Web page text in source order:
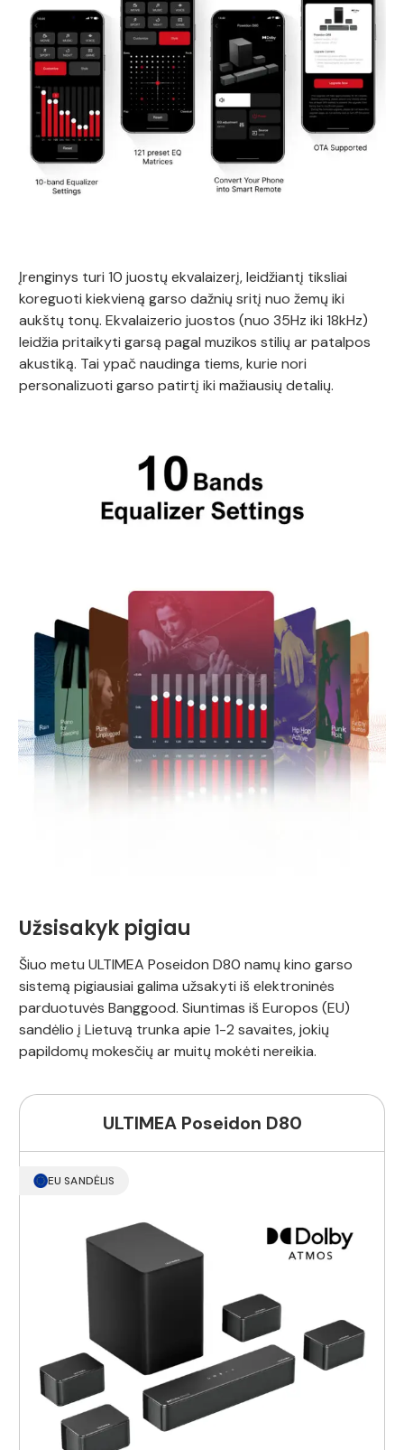
Įrenginys turi 10 juostų ekvalaizerį, leidžiantį tiksliai
koreguoti kiekvieną garso dažnių sritį nuo žemų iki
aukštų tonų. Ekvalaizerio juostos (nuo 35Hz iki 18kHz)
leidžia pritaikyti garsą pagal muzikos stilių ar patalpos
akustiką. Tai ypač naudinga tiems, kurie nori
personalizuoti garso patirtį iki mažiausių detalių.
Užsisakyk pigiau
Šiuo metu ULTIMEA Poseidon D80 namų kino garso
sistemą pigiausiai galima užsakyti iš elektroninės
parduotuvės Banggood. Siuntimas iš Europos (EU)
sandėlio į Lietuvą trunka apie 1-2 savaites, jokių
papildomų mokesčių ar muitų mokėti nereikia.
ULTIMEA Poseidon D80
EU SANDĖLIS